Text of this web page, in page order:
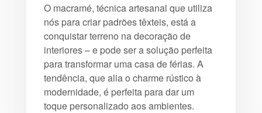
O macramé, técnica artesanal que utiliza
nós para criar padrões têxteis, está a
conquistar terreno na decoração de
interiores – e pode ser a solução perfeita
para transformar uma casa de férias. A
tendência, que alia o charme rústico à
modernidade, é perfeita para dar um
toque personalizado aos ambientes.